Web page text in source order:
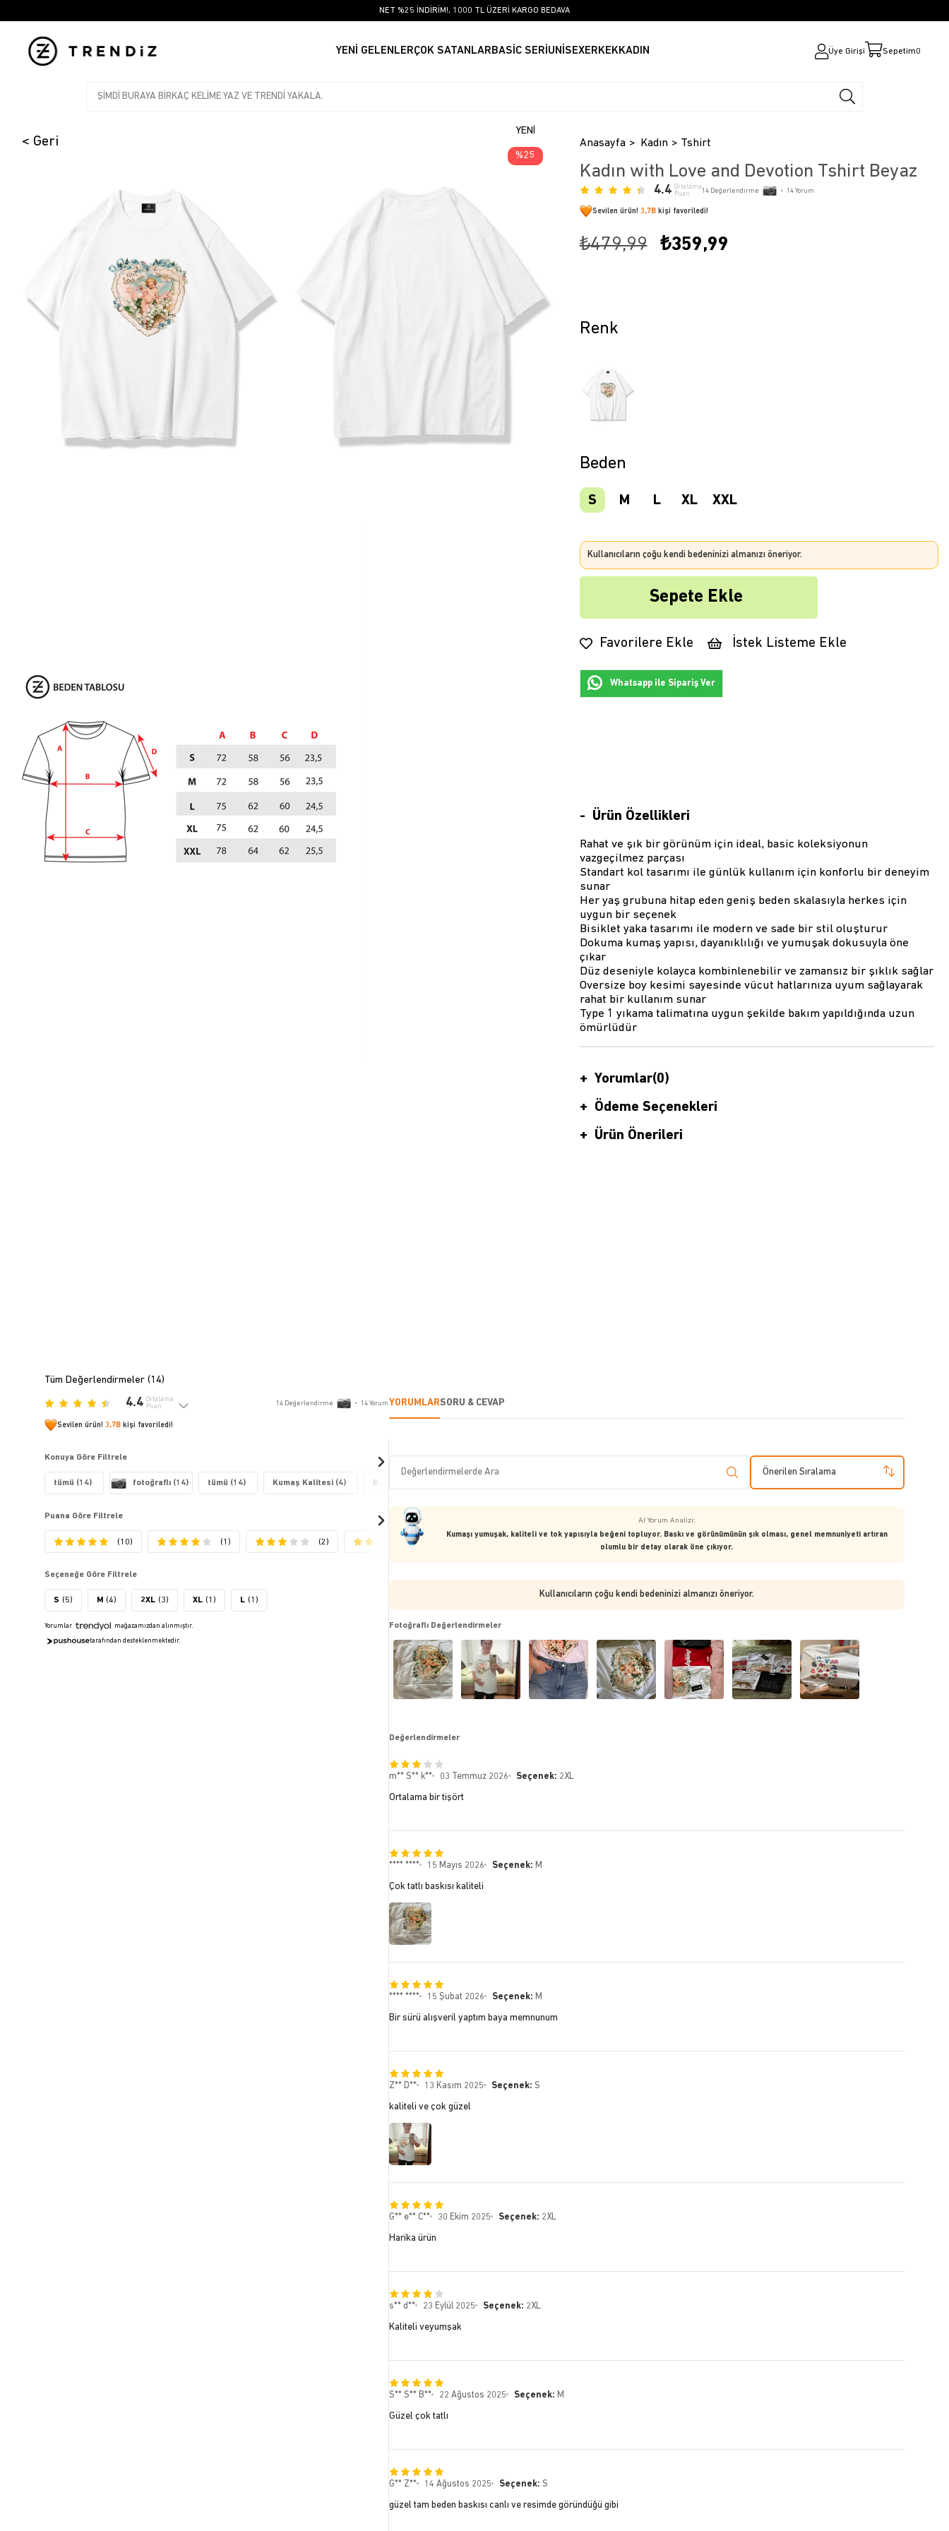
NET %25 İNDİRİM!, 1000 TL ÜZERİ KARGO BEDAVA
YENİ GELENLERÇOK SATANLARBASİC SERİ UNİSEXERKEKKADIN Üye Girişi Sepetim0
YENI
ÜRÜN
25
Anasayfa Kadın Tshirt
Kadın with Love and Devotion Tshirt Beyaz
4.4 Ortalama
Puan
14Değerlendirme • 14Yorum
Sevilen ürün! 3,7Bkişi favoriledi!
₺479,99 ₺359,99
Beden
S M L XL XXL
Kullanıcıların çoğu kendi bedeninizi almanızı öneriyor.
Favorilere Ekle İstek Listeme Ekle
Whatsapp ile Sipariş Ver
Ürün Özellikleri
Rahat ve şık bir görünüm için ideal, basic koleksiyonun
vazgeçilmez parçası
Standart kol tasarımı ile günlük kullanım için konforlu bir deneyim
sunar
Her yaş grubuna hitap eden geniş beden skalasıyla herkes için
uygun bir seçenek
Bisiklet yaka tasarımı ile modern ve sade bir stil oluşturur
Dokuma kumaş yapısı, dayanıklılığı ve yumuşak dokusuyla öne
çıkar
Düz deseniyle kolayca kombinlenebilir ve zamansız bir şıklık sağlar
Oversize boy kesimi sayesinde vücut hatlarınıza uyum sağlayarak
rahat bir kullanım sunar
Type 1 yıkama talimatına uygun şekilde bakım yapıldığında uzun
ömürlüdür
Yorumlar(0)
Ödeme Seçenekleri
Ürün Önerileri
Tüm Değerlendirmeler (14)
4.4 Ortalama
Puan
14Değerlendirme • 14Yorum
Sevilen ürün!3,7B kişi favoriledi!
Konuya Göre Filtrele
tümü (14) fotoğraflı (14) tümü (14) Kumaş Kalitesi (4) Beden Bilgisi (3)
Puana Göre Filtrele
(10) (1) (2) (1)
Seçeneğe Göre Filtrele
S (5) M (4) 2XL (3) XL (1) L (1)
Yorumlar mağazamızdan alınmıştır.
tarafından desteklenmektedir.
YORUMLARSORU & CEVAP
Önerilen Sıralama
AI Yorum Analizi:
Kumaşı yumuşak, kaliteli ve tok yapısıyla beğeni topluyor. Baskı ve görünümünün şık olması, genel memnuniyeti artıran
olumlu bir detay olarak öne çıkıyor.
Kullanıcıların çoğu kendi bedeninizi almanızı öneriyor.
Fotoğraflı Değerlendirmeler
Değerlendirmeler
m** S** k** 03 Temmuz 2026 Seçenek: 2XL
Ortalama bir tişört
**** **** 15 Mayıs 2026 Seçenek: M
Çok tatlı baskısı kaliteli
**** **** 15 Şubat 2026 Seçenek: M
Bir sürü alışveril yaptım baya memnunum
Z** D** 13 Kasım 2025 Seçenek: S
kaliteli ve çok güzel
G** e** C** 30 Ekim 2025 Seçenek: 2XL
Harika ürün
s** d** 23 Eylül 2025 Seçenek: 2XL
Kaliteli veyumşak
S** S** B** 22 Ağustos 2025 Seçenek: M
Güzel çok tatlı
G** Z** 14 Ağustos 2025 Seçenek: S
güzel tam beden baskısı canlı ve resimde göründüğü gibi